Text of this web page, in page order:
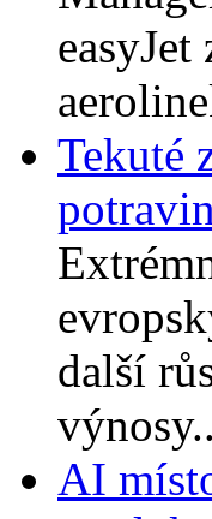
Tekuté
další
AI